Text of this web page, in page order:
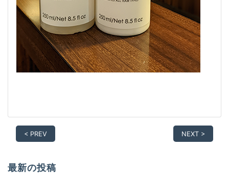
< PREV NEXT >
最新の投稿